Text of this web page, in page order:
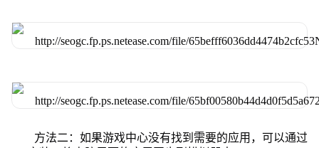
方法二：如果游戏中心没有找到需要的应用，可以通过